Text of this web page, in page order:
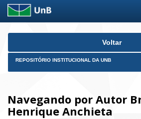
Skip
Voltar
REPOSITÓRIO INSTITUCIONAL DA UNB
Navegando por Autor
Henrique Anchieta